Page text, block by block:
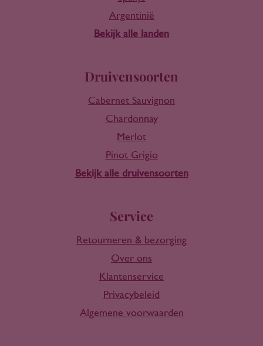
Argentinië
Bekijk alle landen
Druivensoorten
Cabernet Sauvignon
Chardonnay
Merlot
Pinot Grigio
Bekijk alle druivensoorten
Service
Retourneren & bezorging
Over ons
Klantenservice
Privacybeleid
Algemene voorwaarden